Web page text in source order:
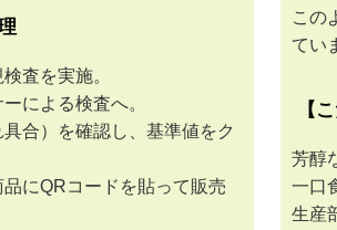
査を実施。
による検査へ。
合）を確認し、基準値をク
にQRコードを貼って販売
この
てい
【
芳醇
一口
生産